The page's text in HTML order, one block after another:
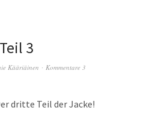
3
Kääriäinen Kommentare 3
dritte Teil der Jacke!